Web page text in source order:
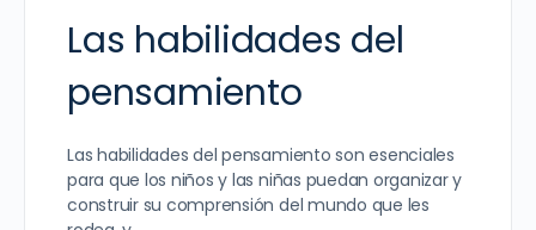
Las habilidades del
pensamiento
Las habilidades del pensamiento son esenciales
para que los niños y las niñas puedan organizar y
construir su comprensión del mundo que les